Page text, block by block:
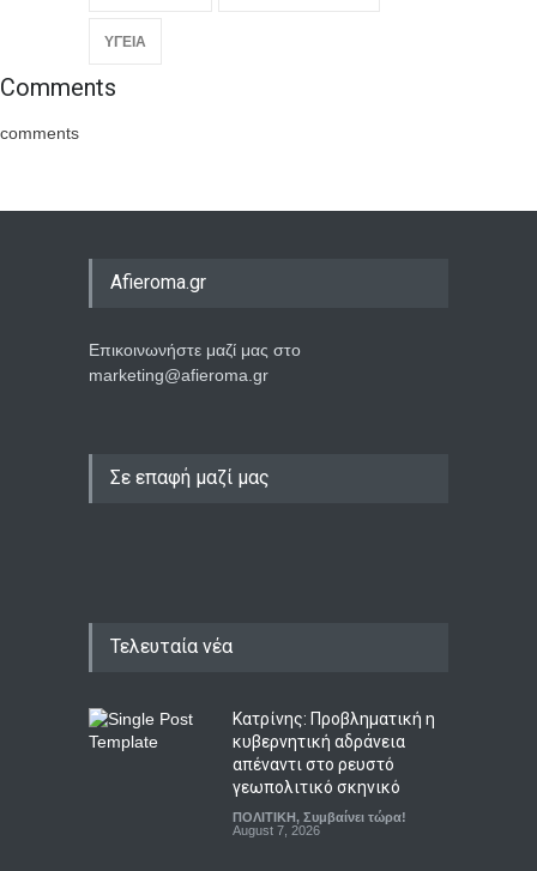
ΥΓΕΙΑ
Comments
comments
Afieroma.gr
Επικοινωνήστε μαζί μας στο
marketing@afieroma.gr
Σε επαφή μαζί μας
Τελευταία νέα
Κατρίνης: Προβληματική η
κυβερνητική αδράνεια
απέναντι στο ρευστό
γεωπολιτικό σκηνικό
ΠΟΛΙΤΙΚΗ, Συμβαίνει τώρα!
August 7, 2026